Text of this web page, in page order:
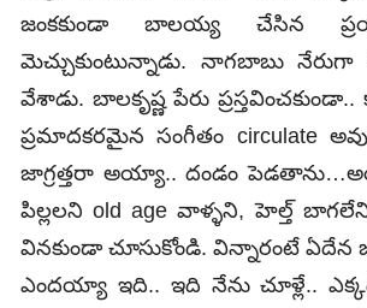
జంకకుండా బాలయ్య చేసిన
మెచ్చుకుంటున్నాడు. నాగబాబు
వేశాడు. బాలకృష్ణ పేరు
ప్రమాదకరమైన సంగీతం circulate
జాగ్రత్తరా అయ్యా.. దండం
పిల్లలని old age వాళ్ళని, హెల్త్
వినకుండా చూసుకోండి. విన్నారంటే
ఎందయ్యా ఇది.. ఇది నేను చూళ్లే..